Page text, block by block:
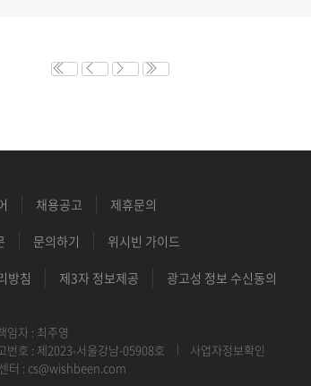
채용공고 제휴문의
문의하기 위시빈 가이드
방침 제3자 정보제공 광고성 정보 수신동의
임자 : 최주영
번호 : 제2023-서울강남-05908호
사업자정보확인
터 : cs@wishbeen.com